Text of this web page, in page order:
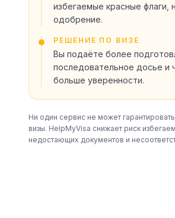
избегаемые красные флаги,
одобрение.
РЕШЕНИЕ ПО ВИЗЕ
Вы подаёте более
последовательное досье и
больше уверенности.
Ни один сервис не может
визы. HelpMyVisa снижает риск
недостающих документов и